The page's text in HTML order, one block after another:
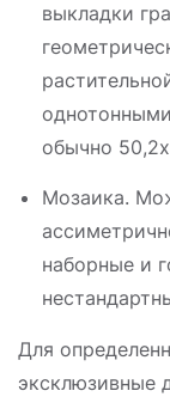
выкладки
обычно
Мозаика.
наборные и
Для
эксклюзивные